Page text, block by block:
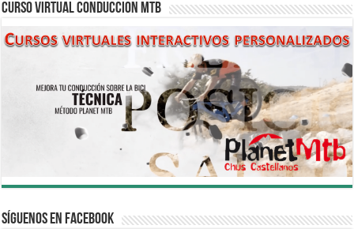
CURSO VIRTUAL CONDUCCION MTB
Síguenos en Facebook